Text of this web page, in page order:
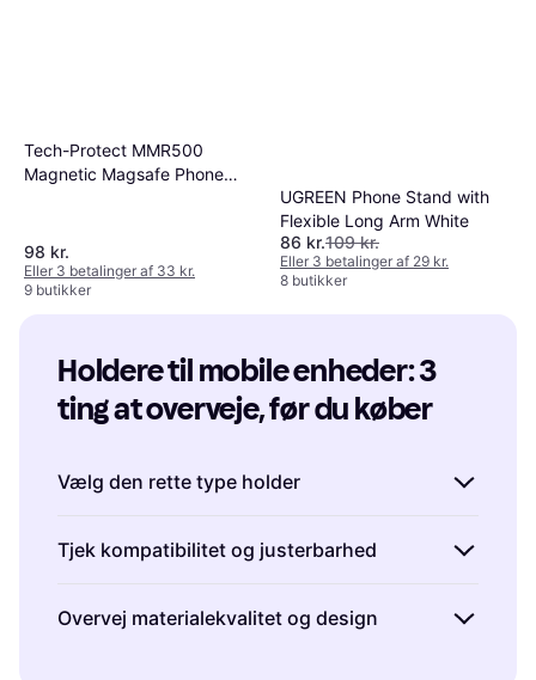
Tech-Protect MMR500
Magnetic Magsafe Phone
98 kr.
Eller 3 betalinger af 33 kr.
9 butikker
UGREEN Phone Stand with
Flexible Long Arm White
86 kr.109 kr.
Eller 3 betalinger af 29 kr.
8 butikker
Holdere til mobile enheder: 3
ting at overveje, før du køber
Vælg den rette type holder
det vigtigt at vælge den type, der passer
bedst til dine behov. Overvej, hvor og hvordan
du primært vil bruge holderen. Skal den
Tjek kompatibilitet og justerbarhed
kompatibel med din mobile enhed. Tjek
Overvej materialekvalitet og design